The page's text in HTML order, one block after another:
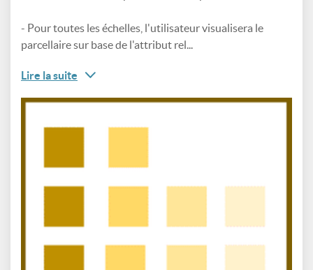
- Pour toutes les échelles, l'utilisateur visualisera le
parcellaire sur base de l'attribut rel...
Lire la suite